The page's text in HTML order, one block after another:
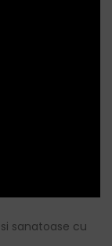
sanatoase cu